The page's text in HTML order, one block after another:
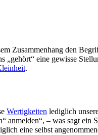
Zusammenhang den
„gehört“ eine gewisse
.
Wertigkeiten lediglich
anmelden“, – was sagt
eine selbst